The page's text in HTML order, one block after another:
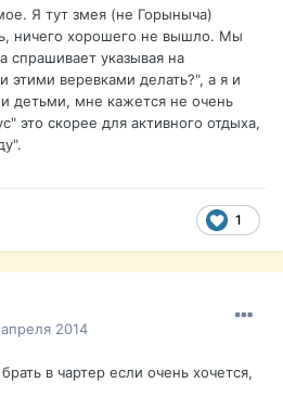
Я тут змея (не Горыныча)
ничего хорошего не вышло. Мы
спрашивает указывая на
этими веревками делать?", а я и
детьми, мне кажется не очень
это скорее для активного отдыха,
1
2014
в чартер если очень хочется,